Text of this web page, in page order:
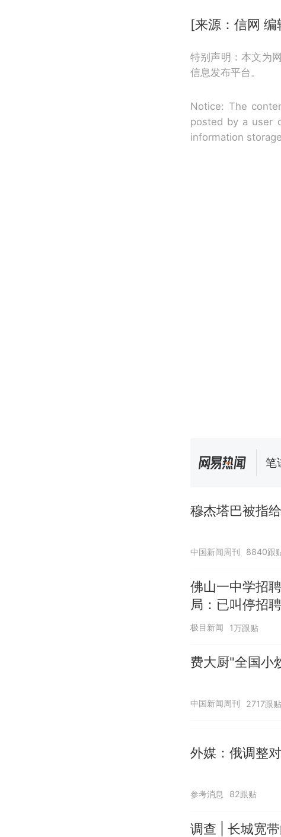
[来源：信网
特别声明：本文为
信息发布平台。
Notice: The
posted by a user
information
热
穆杰塔巴被指
中国新闻周刊 8840跟
佛山一中学招
局：已叫停招
极目新闻 1万跟贴
费大厨"全国小
中国新闻周刊 2717跟贴
外媒：俄调整
参考消息 82跟贴
调查 | 长城宽带